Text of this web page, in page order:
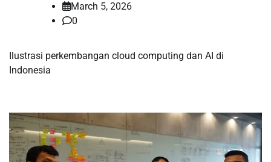
March 5, 2026
0
Ilustrasi perkembangan cloud computing dan AI di
Indonesia